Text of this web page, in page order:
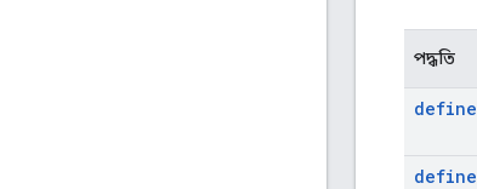
পদ্ধতি
define
define